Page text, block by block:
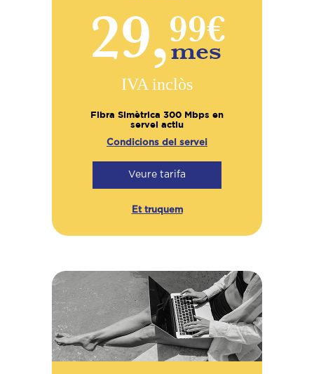
29,99€
mes
IVA inclòs
Fibra Simètrica 300 Mbps en
servei actiu
Condicions del servei
Veure tarifa
Et truquem